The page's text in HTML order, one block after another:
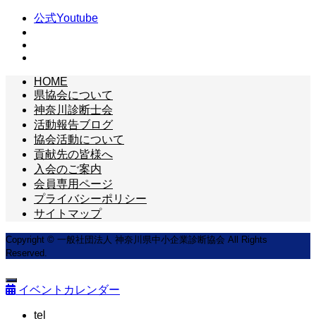
公式Youtube
HOME
県協会について
神奈川診断士会
活動報告ブログ
協会活動について
貢献先の皆様へ
入会のご案内
会員専用ページ
プライバシーポリシー
サイトマップ
Copyright © 一般社団法人 神奈川県中小企業診断協会 All Rights
Reserved.
イベントカレンダー
tel